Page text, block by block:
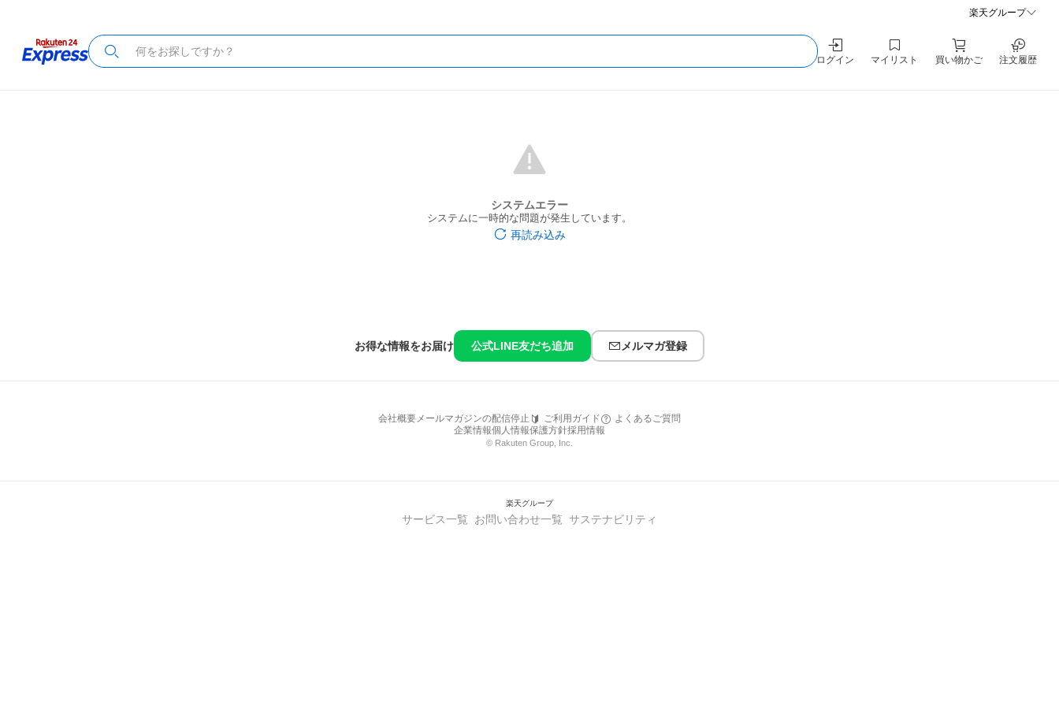
楽天グループ
ログイン マイリスト 買い物かご 注文履歴
システムエラー
システムに一時的な問題が発生しています。
再読み込み
お得な情報をお届け 公式LINE友だち追加 メルマガ登録
会社概要メールマガジンの配信停止 ご利用ガイド
よくあるご質問
企業情報個人情報保護方針採用情報
© Rakuten Group, Inc.
楽天グループ
サービス一覧 お問い合わせ一覧 サステナビリティ